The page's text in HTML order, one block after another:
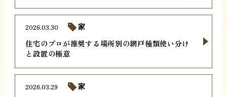
住宅のプロが推奨する場所別の網戸種類使い分け
と設置の極意
2026.03.30 家
2026.03.29 家